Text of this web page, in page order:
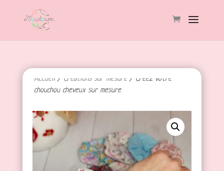
Accueil/ Créations sur mesure/ Créez votre
chouchou cheveux sur mesure